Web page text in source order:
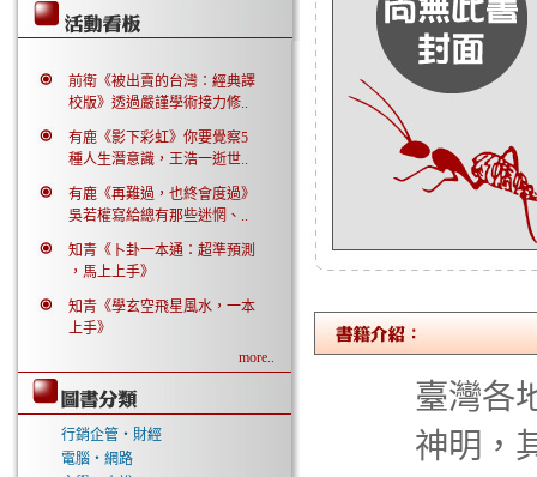
前衛《被出賣的台灣：經典譯
校版》透過嚴謹學術接力修..
有鹿《影下彩虹》你要覺察5
種人生潛意識，王浩一逝世..
有鹿《再難過，也終會度過》
吳若權寫給總有那些迷惘、..
知青《卜卦一本通：超準預測
，馬上上手》
知青《學玄空飛星風水，一本
上手》
more..
行銷企管‧財經
電腦‧網路
臺灣各
神明，